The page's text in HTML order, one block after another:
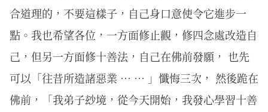
合道理的，不要這樣子，自己身口意使令它進步一
點。我也希望各位，一方面修止觀，修四念處改造自
己，但另一方面修十善法，自己在佛前發願， 也先
可以「往昔所造諸惡業 … … 」懺悔三次， 然後跪在
佛前，「我弟子玅境，從今天開始，我發心學習十善